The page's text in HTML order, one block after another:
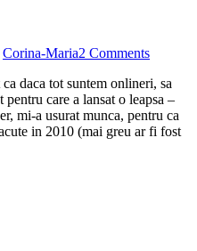
Corina-Maria2 Comments
daca tot suntem onlineri, sa
care a lansat o leapsa –
mi-a usurat munca, pentru ca
in 2010 (mai greu ar fi fost